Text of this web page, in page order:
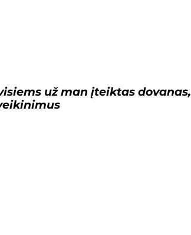
už man įteiktas dovanas,